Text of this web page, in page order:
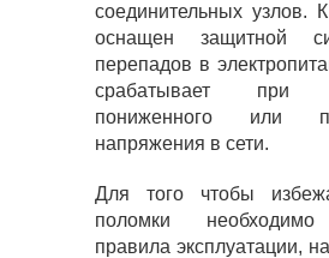
соединительных узлов.
оснащен защитной
перепадов в
срабатывает при
пониженного или
напряжения в сети.
Для того чтобы
поломки необходимо
правила эксплуатации,